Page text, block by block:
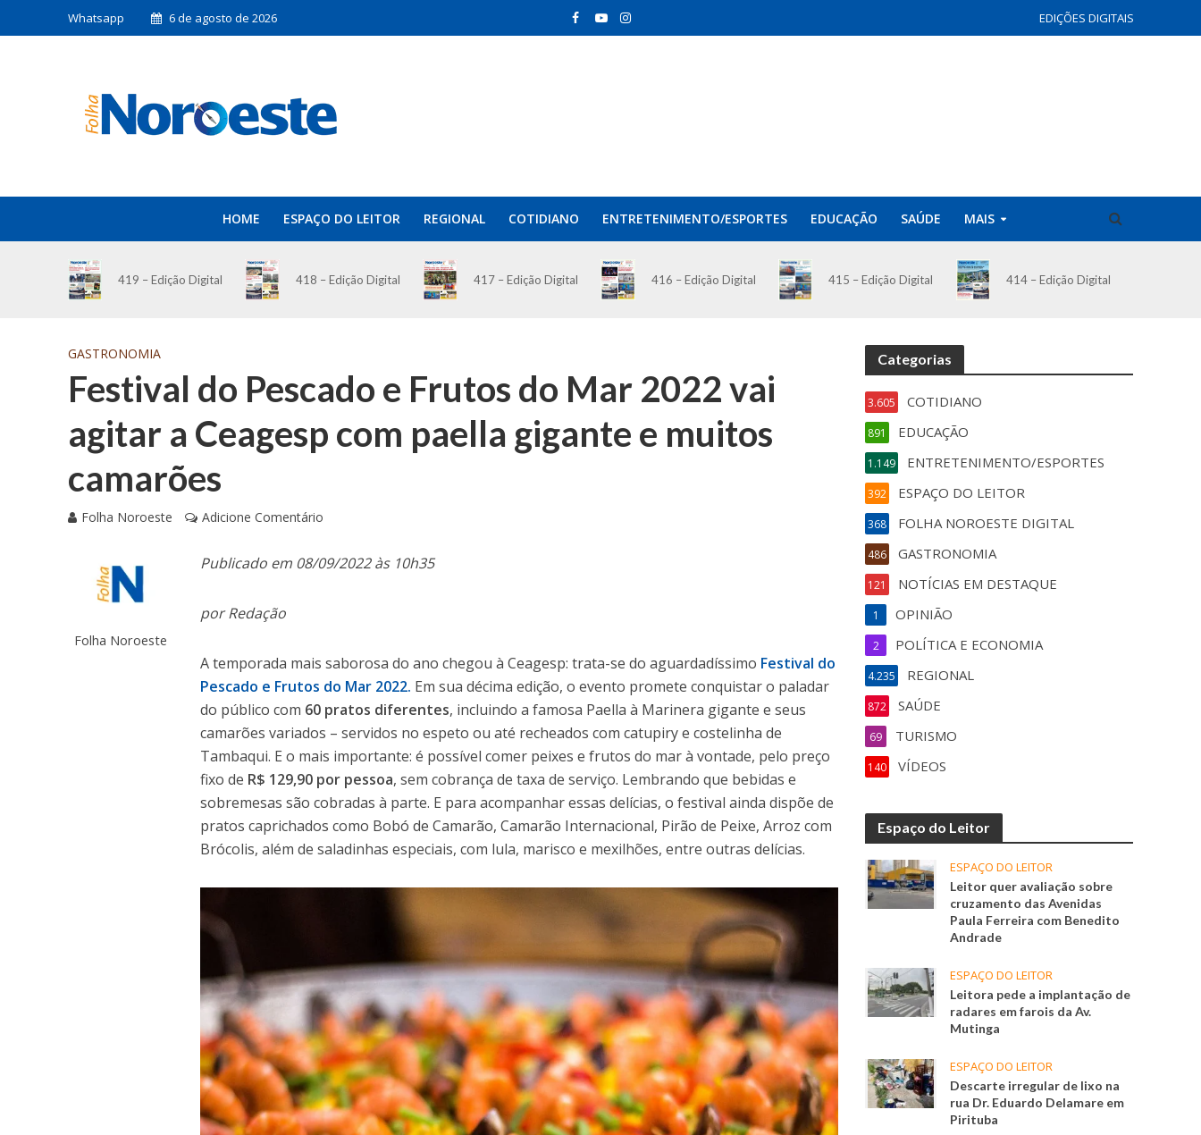
Whatsapp 6 de agosto de 2026 EDIÇÕES DIGITAIS
HOME ESPAÇO DO LEITOR REGIONAL COTIDIANO ENTRETENIMENTO/ESPORTES EDUCAÇÃO SAÚDE MAIS
419 – Edição Digital 418 – Edição Digital 417 – Edição Digital 416 – Edição Digital 415 – Edição Digital 414 – Edição Digital
GASTRONOMIA
Festival do Pescado e Frutos do Mar 2022 vai
agitar a Ceagesp com paella gigante e muitos
camarões
Folha Noroeste Adicione Comentário
Folha Noroeste
Publicado em 08/09/2022 às 10h35
por Redação
A temporada mais saborosa do ano chegou à Ceagesp: trata-se do aguardadíssimo Festival do
Pescado e Frutos do Mar 2022. Em sua décima edição, o evento promete conquistar o paladar
do público com 60 pratos diferentes, incluindo a famosa Paella à Marinera gigante e seus
camarões variados – servidos no espeto ou até recheados com catupiry e costelinha de
Tambaqui. E o mais importante: é possível comer peixes e frutos do mar à vontade, pelo preço
fixo de R$ 129,90 por pessoa, sem cobrança de taxa de serviço. Lembrando que bebidas e
sobremesas são cobradas à parte. E para acompanhar essas delícias, o festival ainda dispõe de
pratos caprichados como Bobó de Camarão, Camarão Internacional, Pirão de Peixe, Arroz com
Brócolis, além de saladinhas especiais, com lula, marisco e mexilhões, entre outras delícias.
Categorias
COTIDIANO
3.605
EDUCAÇÃO
891
ENTRETENIMENTO/ESPORTES
1.149
ESPAÇO DO LEITOR
392
FOLHA NOROESTE DIGITAL
368
GASTRONOMIA
486
NOTÍCIAS EM DESTAQUE
121
OPINIÃO
1
POLÍTICA E ECONOMIA
2
REGIONAL
4.235
SAÚDE
872
TURISMO
69
VÍDEOS
140
Espaço do Leitor
ESPAÇO DO LEITOR
Leitor quer avaliação sobre
cruzamento das Avenidas
Paula Ferreira com Benedito
Andrade
ESPAÇO DO LEITOR
Leitora pede a implantação de
radares em farois da Av.
Mutinga
ESPAÇO DO LEITOR
Descarte irregular de lixo na
rua Dr. Eduardo Delamare em
Pirituba